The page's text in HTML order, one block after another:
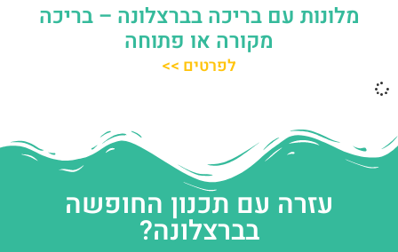
מלונות עם בריכה בברצלונה – בריכה
מקורה או פתוחה
לפרטים >>
עזרה עם תכנון החופשה
בברצלונה?